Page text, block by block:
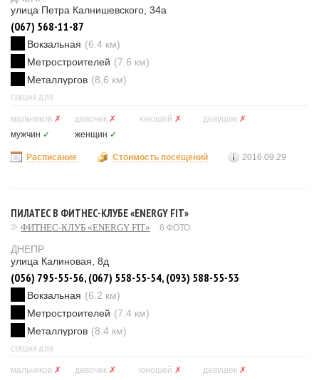
улица Петра Калнишевского, 34а
(067) 568-11-87
Вокзальная (6.4 км)
Метростроителей (7.6 км)
Металлургов (8.6 км)
СЕКЦИЯ ДЛЯ
мальчиков ✗ девочек ✗ юношей ✗ девушек ✗
мужчин ✓ женщин ✓
Расписание Стоимость посещений 2016.09.29
ПИЛАТЕС В ФИТНЕС-КЛУБЕ «ENERGY FIT»
ФИТНЕС-КЛУБ «ENERGY FIT» 6 ФОТО
ДНЕПР
улица Калиновая, 8д
(056) 795-55-56, (067) 558-55-54, (093) 588-55-53
Вокзальная (6.2 км)
Метростроителей (7.4 км)
Металлургов (8.4 км)
СЕКЦИЯ ДЛЯ
мальчиков ✗ девочек ✗ юношей ✗ девушек ✗